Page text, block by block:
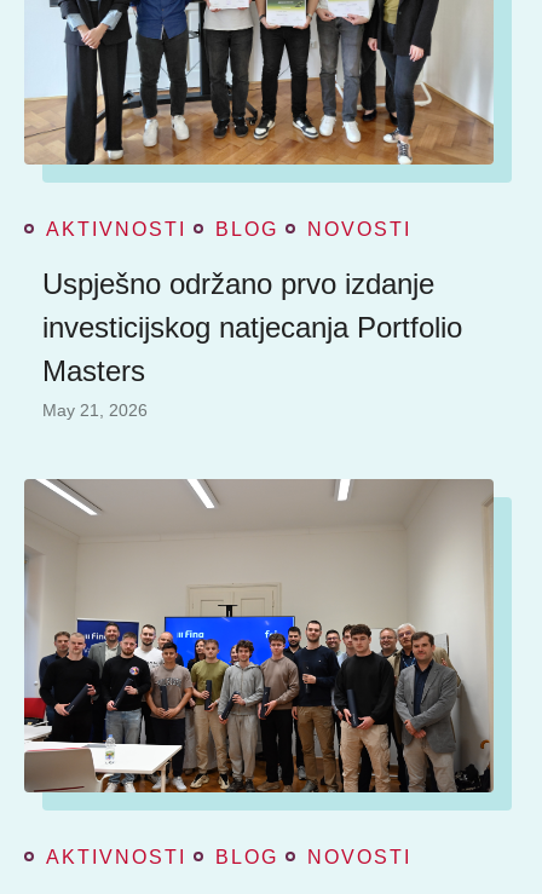
AKTIVNOSTI BLOG NOVOSTI
Uspješno održano prvo izdanje
investicijskog natjecanja Portfolio
Masters
May 21, 2026
AKTIVNOSTI BLOG NOVOSTI